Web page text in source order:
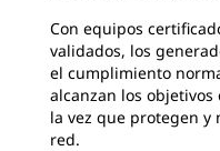
Con equipos
validados, los
el cumplimiento
alcanzan los objetivos
la vez que protegen y
red.